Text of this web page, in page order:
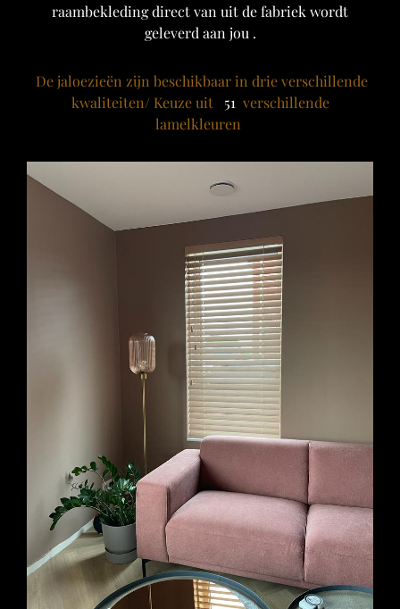
raambekleding direct van uit de fabriek wordt
geleverd aan jou .
De jaloezieën zijn beschikbaar in drie verschillende
kwaliteiten/ Keuze uit
51 verschillende
lamelkleuren